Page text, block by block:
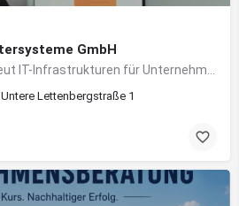
GmbH
Untere Lettenbergstraße 1